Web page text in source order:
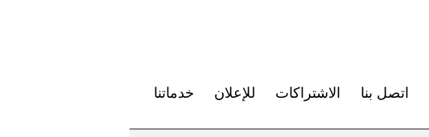
اتصل بنا الاشتراكات للإعلان خدماتنا